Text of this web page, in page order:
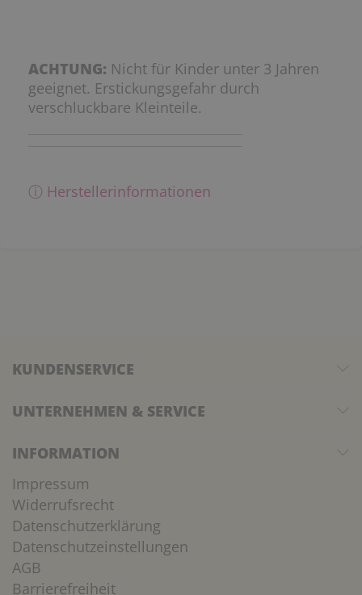
ACHTUNG: Nicht für Kinder unter 3 Jahren
geeignet. Erstickungsgefahr durch
verschluckbare Kleinteile.
ⓘ Herstellerinformationen
KUNDENSERVICE
UNTERNEHMEN & SERVICE
INFORMATION
Impressum
Widerrufsrecht
Datenschutzerklärung
Datenschutzeinstellungen
AGB
Barrierefreiheit